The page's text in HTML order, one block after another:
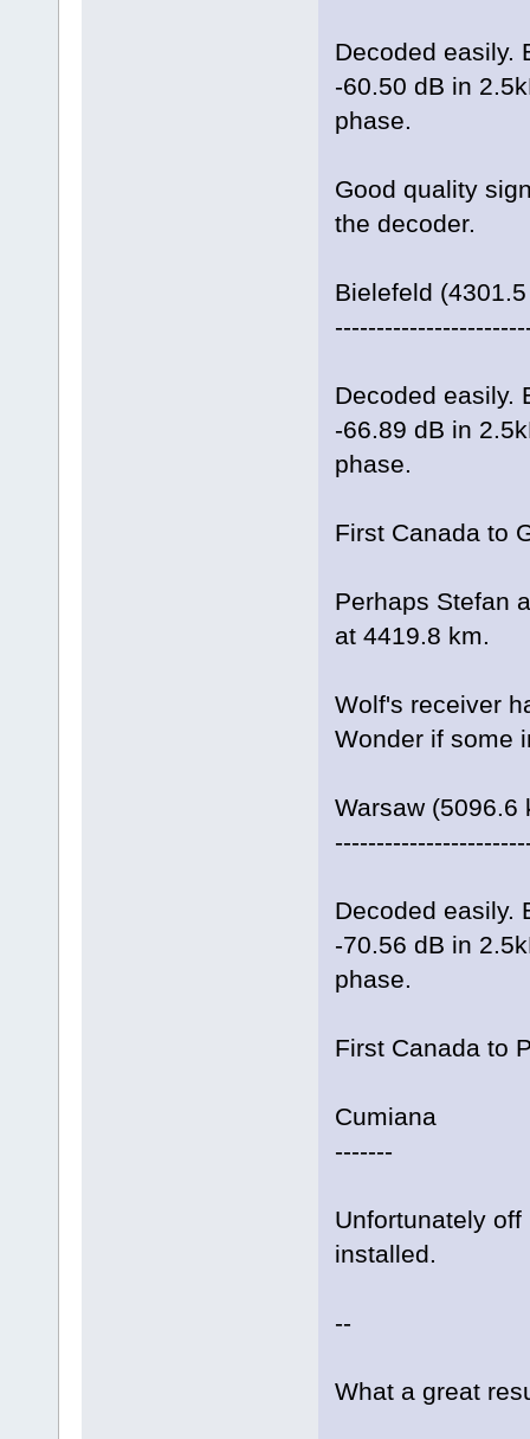
Decoded easily.
-60.50 dB in
phase.
Good quality
the decoder.
Bielefeld
Decoded easily.
-66.89 dB in
phase.
First Canada to
Perhaps Stefan
at 4419.8 km.
Wolf's receiver
Wonder if some
Warsaw (5096.6
Decoded easily.
-70.56 dB in
phase.
First Canada to
Cumiana
-------
Unfortunately
installed.
--
What a great